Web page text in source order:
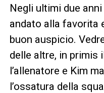
Negli ultimi due
andato alla favorita
buon auspicio.
delle altre, in primis
l’allenatore e Kim
l’ossatura della